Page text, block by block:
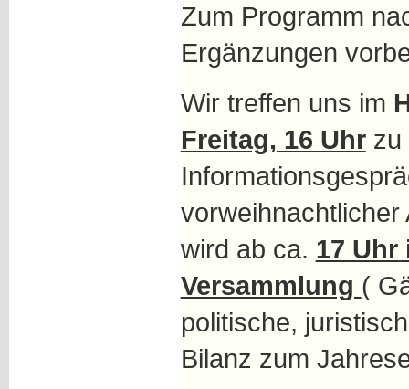
Zum Programm
Ergänzungen
Wir treffen uns im
Freitag, 16 Uhrzu
vorweihnachtlicher
wird ab ca. 17 Uhr
Versammlung (
politische,
Bilanz zum